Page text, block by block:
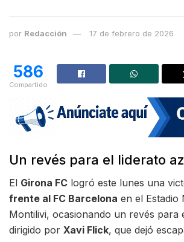
por Redacción 17 de febrero de 2026
586
Compartido
Un revés para el liderato
El Girona FC logró este lunes una
frente al FC Barcelona en el Estadio
Montilivi, ocasionando un revés para
dirigido por Xavi Flick, que dejó